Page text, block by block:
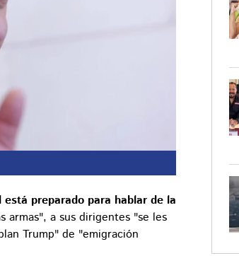
preparado para hablar de la
armas", a sus dirigentes "se les
Trump" de "emigración